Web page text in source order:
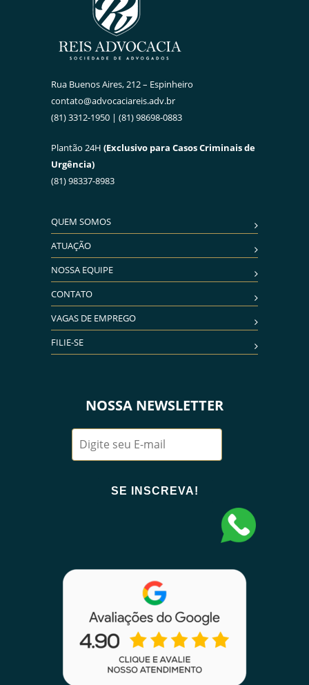
Rua Buenos Aires, 212 – Espinheiro
contato@advocaciareis.adv.br
(81) 3312-1950 | (81) 98698-0883
Plantão 24H (Exclusivo para Casos Criminais de
Urgência)
(81) 98337-8983
QUEM SOMOS
ATUAÇÃO
NOSSA EQUIPE
CONTATO
VAGAS DE EMPREGO
FILIE-SE
NOSSA NEWSLETTER